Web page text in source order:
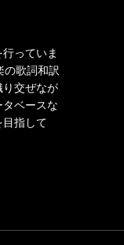
っていま
の歌詞和訳
交ぜなが
ベースな
指して